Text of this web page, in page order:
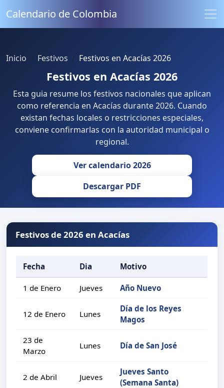
Calendario de Colombia
Inicio Festivos Festivos en Acacías 2026
Festivos en Acacías 2026
Esta guia resume los festivos nacionales que aplican
como referencia en Acacías durante 2026. Cuando
existan fechas locales o restricciones especiales,
conviene confirmarlas con la autoridad municipal o
regional.
Ver calendario 2026
Descargar PDF
Festivos de 2026 en Acacías
Fecha Dia Motivo
1 de Enero Jueves Año Nuevo
12 de Enero Lunes
Día de los Reyes
Magos
23 de
Marzo
Lunes Día de San José
2 de Abril Jueves
Jueves Santo
(Semana Santa)